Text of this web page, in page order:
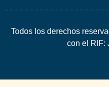
Todos los derechos
con el RIF: